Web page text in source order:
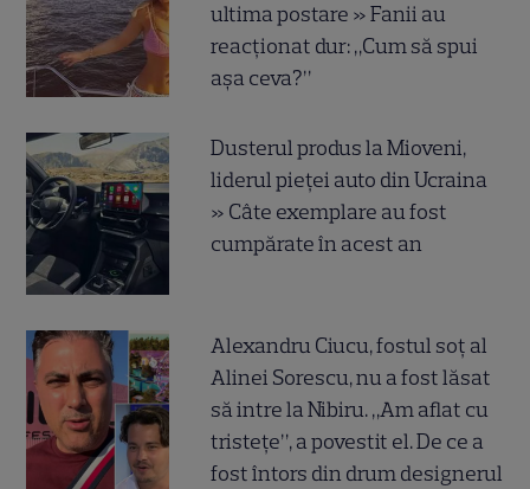
ultima postare » Fanii au
reacționat dur: „Cum să spui
așa ceva?”
Dusterul produs la Mioveni,
liderul pieței auto din Ucraina
» Câte exemplare au fost
cumpărate în acest an
Alexandru Ciucu, fostul soț al
Alinei Sorescu, nu a fost lăsat
să intre la Nibiru. „Am aflat cu
tristețe”, a povestit el. De ce a
fost întors din drum designerul